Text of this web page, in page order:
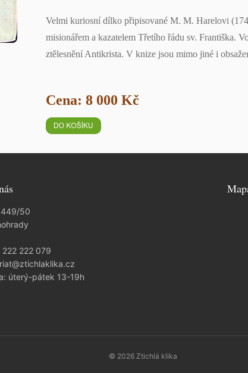
Velmi kuriosní dílko připisované M. M. Harelovi
misionářem a kazatelem Třetího řádu sv. Františka.
ztělesnění Antikrista. V knize jsou mimo jiné i
Cena: 8 000 Kč
50
222 079
úterý-pátek 13-19h
© 2026 Ztichlá klika